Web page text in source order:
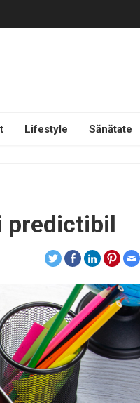
Lifestyle Sănătate
predictibil